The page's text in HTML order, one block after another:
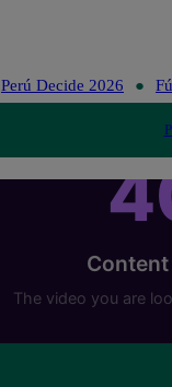
Perú Decide 2026